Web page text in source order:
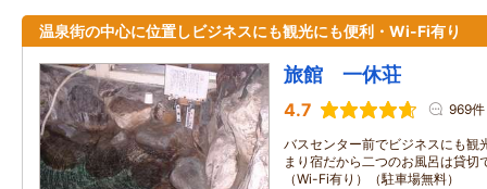
温泉街の中心に位置しビジネスにも観光にも便利・Wi-Fi有り
旅館 一休荘
4.7 969件
バスセンター前でビジネスにも観
まり宿だから二つのお風呂は貸切
（Wi-Fi有り）（駐車場無料）